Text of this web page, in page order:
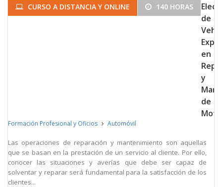
CURSO A DISTANCIA Y ONLINE 140 HORAS
de
en
y
de
Formación Profesional y Oficios Automóvil
Las operaciones de reparación y mantenimiento son aquellas
que se basan en la prestación de un servicio al cliente. Por ello,
conocer las situaciones y averías que debe ser capaz de
solventar y reparar será fundamental para la satisfacción de los
clientes...